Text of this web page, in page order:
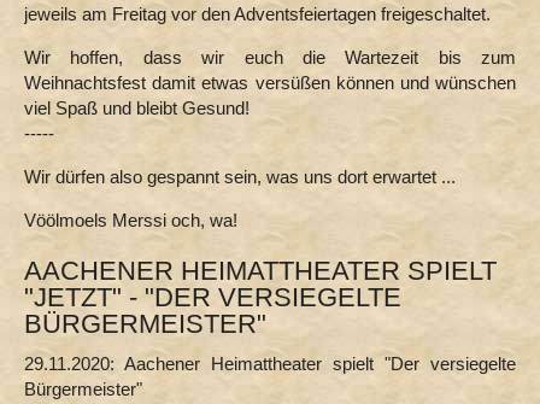
jeweils am Freitag vor den Adventsfeiertagen freigeschaltet.
Wir hoffen, dass wir euch die Wartezeit bis zum
Weihnachtsfest damit etwas versüßen können und wünschen
viel Spaß und bleibt Gesund!
-----
Wir dürfen also gespannt sein, was uns dort erwartet ...
Vöölmoels Merssi och, wa!
AACHENER HEIMATTHEATER SPIELT
"JETZT" - "DER VERSIEGELTE
BÜRGERMEISTER"
29.11.2020: Aachener Heimattheater spielt "Der versiegelte
Bürgermeister"